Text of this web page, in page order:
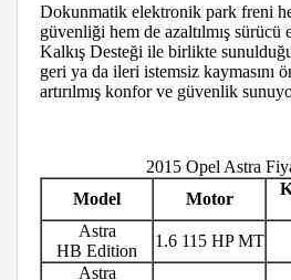
Dokunmatik elektronik park freni
güvenliği hem de azaltılmış sürücü
Kalkış Desteği ile birlikte
geri ya da ileri istemsiz kaymasını
artırılmış konfor ve güvenlik
2015 Opel Astra
Model
Motor
Astra
HB Edition
1.6 115 HP MT
Astra